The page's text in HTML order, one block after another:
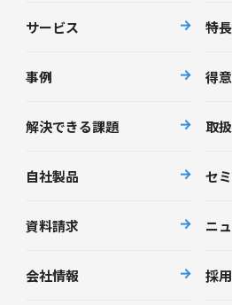
サービス 特長
事例 得
解決できる課題 取
自社製品 セ
資料請求 ニ
会社情報 採